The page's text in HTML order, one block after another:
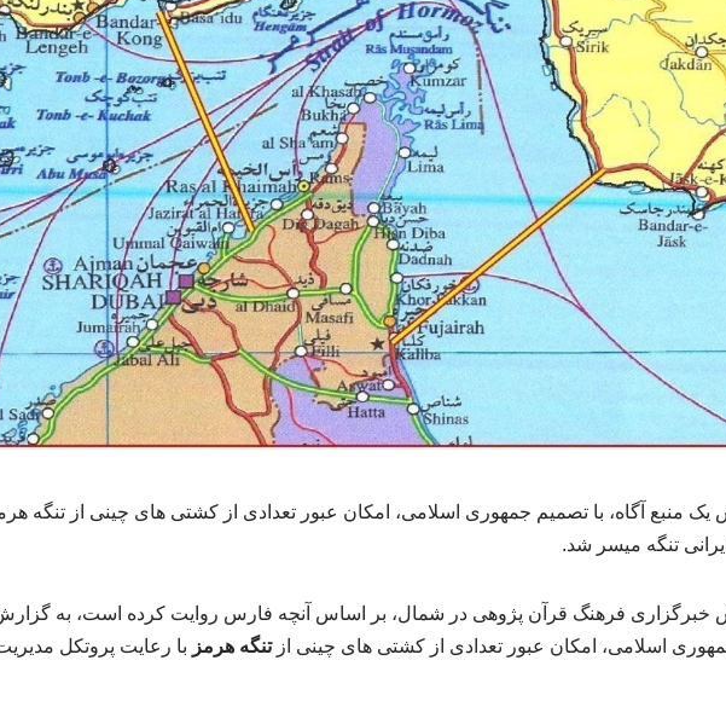
یک منبع آگاه، با تصمیم جمهوری اسلامی، امکان عبور تعدادی از کشتی های چینی از تنگه
تنگه میسر شد.
خبرگزاری فرهنگ قرآن پژوهی در شمال، بر اساس آنچه فارس روایت کرده است، به گزارش
اسلامی، امکان عبور تعدادی از کشتی های چینی ازتنگه هرمز با رعایت پروتکل